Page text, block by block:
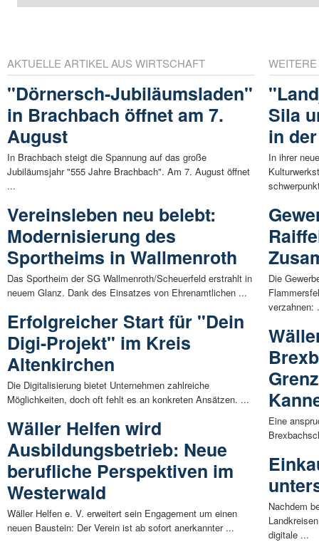
AKTUELLE ARTIKEL AUS WIRTSCHAFT
"Dörnersch-Jubiläumsladen"
in Brachbach öffnet am 7.
August
In Brachbach steigt die Spannung auf das große
Jubiläumsjahr "555 Jahre Brachbach". Am 7. August öffnet
...
Vereinsleben neu belebt:
Modernisierung des
Sportheims in Wallmenroth
Das Sportheim der SG Wallmenroth/Scheuerfeld erstrahlt in
neuem Glanz. Dank des Einsatzes von Ehrenamtlichen ...
Erfolgreicher Start für "Dein
Digi-Projekt" im Kreis
Altenkirchen
Die Digitalisierung bietet Unternehmen zahlreiche
Möglichkeiten, doch oft fehlt es an konkreten Ansätzen. ...
Wäller Helfen wird
Ausbildungsbetrieb: Neue
berufliche Perspektiven im
Westerwald
Wäller Helfen e. V. erweitert sein Engagement um einen
neuen Baustein: Der Verein ist ab sofort anerkannter ...
Sila
in
In ihrer
Die
verzahnen:
Eine
Nachdem
digitale ...